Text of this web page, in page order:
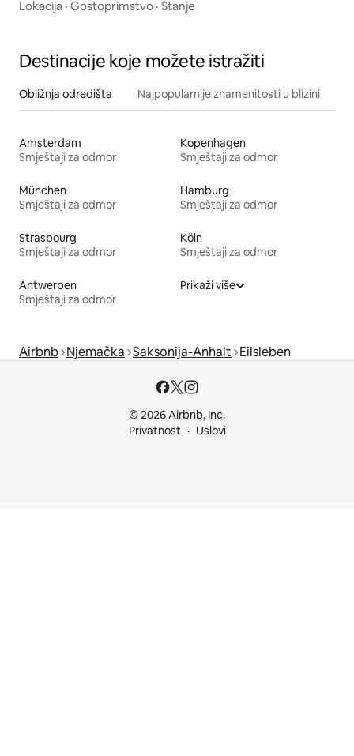
Lokacija · Gostoprimstvo · Stanje
Destinacije koje možete istražiti
Obližnja odredišta Najpopularnije znamenitosti u blizini
Amsterdam
Smještaji za odmor
Kopenhagen
Smještaji za odmor
München
Smještaji za odmor
Hamburg
Smještaji za odmor
Strasbourg
Smještaji za odmor
Köln
Smještaji za odmor
Antwerpen
Smještaji za odmor
Prikaži više
Airbnb Njemačka Saksonija-Anhalt Eilsleben
© 2026 Airbnb, Inc.
Privatnost
Uslovi